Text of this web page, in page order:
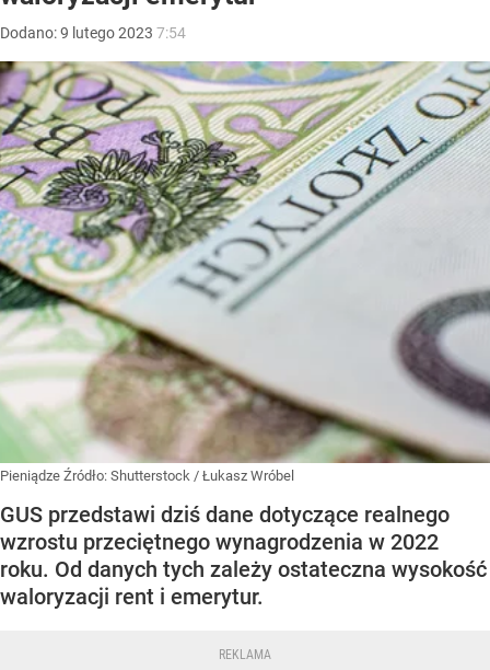
Dodano:9 lutego2023 7:54
Pieniądze Źródło: Shutterstock / Łukasz Wróbel
GUS przedstawi dziś dane dotyczące realnego
wzrostu przeciętnego wynagrodzenia w 2022
roku. Od danych tych zależy ostateczna wysokość
waloryzacji rent i emerytur.